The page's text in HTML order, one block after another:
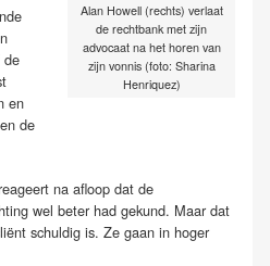
Alan Howell (rechts) verlaat
de rechtbank met zijn
advocaat na het horen van
zijn vonnis (foto: Sharina
Henriquez)
de
en
de
na afloop dat de
wel beter had gekund. Maar dat
schuldig is. Ze gaan in hoger